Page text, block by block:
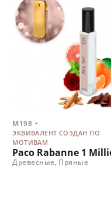
M198 .
ЭКВИВАЛЕНТ СОЗДАН ПО
МОТИВАМ
Paco Rabanne 1
Древесные, Пряные